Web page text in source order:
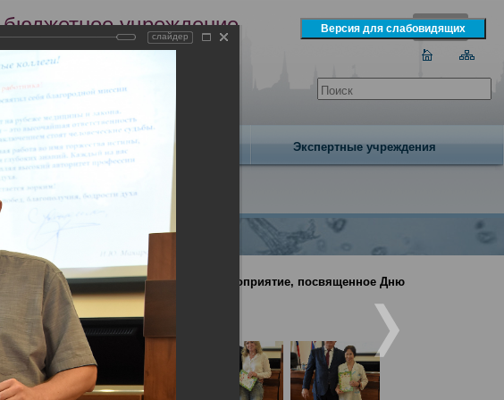
учреждение
экспертизы
Образование Издательство Экспертные учреждения
России проведено торжественное мероприятие, посвященное Дню
слайдер